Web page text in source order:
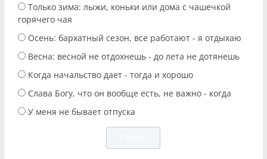
Только зима: лыжи, коньки или дома с чашечкой
горячего чая
Осень: бархатный сезон, все работают - я отдыхаю
Весна: весной не отдохнешь - до лета не дотянешь
Когда начальство дает - тогда и хорошо
Слава Богу, что он вообще есть, не важно - когда
У меня не бывает отпуска